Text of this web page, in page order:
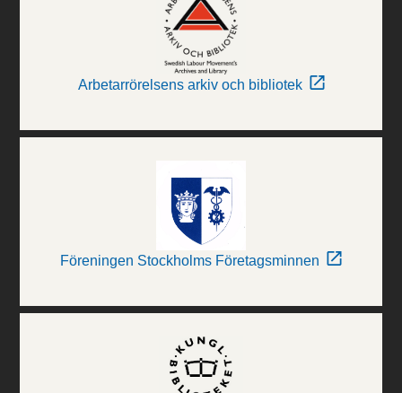
Arbetarrörelsens arkiv och bibliotek
Föreningen Stockholms Företagsminnen